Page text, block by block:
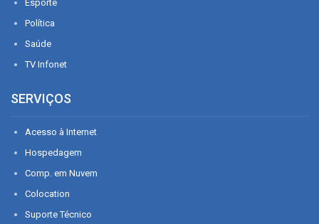
Esporte
Política
Saúde
TV Infonet
SERVIÇOS
Acesso à Internet
Hospedagem
Comp. em Nuvem
Colocation
Suporte Técnico